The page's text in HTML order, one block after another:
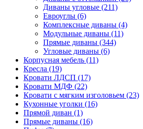
Диваны угловые (211)
Евроуглы (6)
Комплексные диваны (4)
Модульные диваны (11)
Прямые диваны (344)
Угловые диваны (6)
Корпусная мебель (11)
Кресла (19)
Кровати ЛДСП (17)
Кровати МДФ (22)
Кровати с мягким изголовьем (23)
Кухонные уголки (16)
Прямой диван (1)
Прямые диваны (16)